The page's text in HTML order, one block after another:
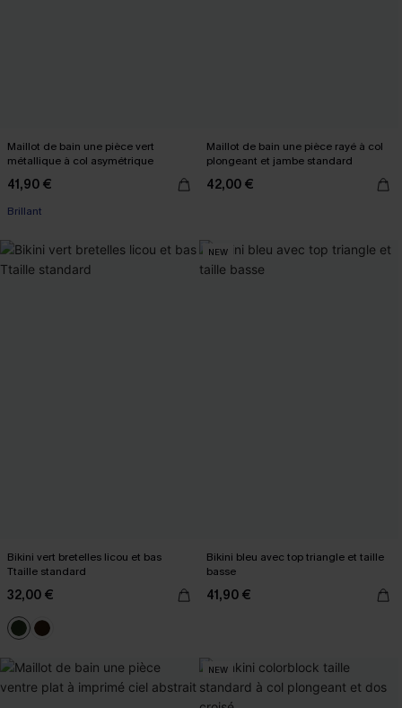
Maillot de bain une pièce vert
métallique à col asymétrique
41,90 €
Brillant
Maillot de bain une pièce rayé à col
plongeant et jambe standard
42,00 €
Bikini vert bretelles licou et bas
Ttaille standard
32,00 €
NEW
Bikini bleu avec top triangle et taille
basse
41,90 €
NEW